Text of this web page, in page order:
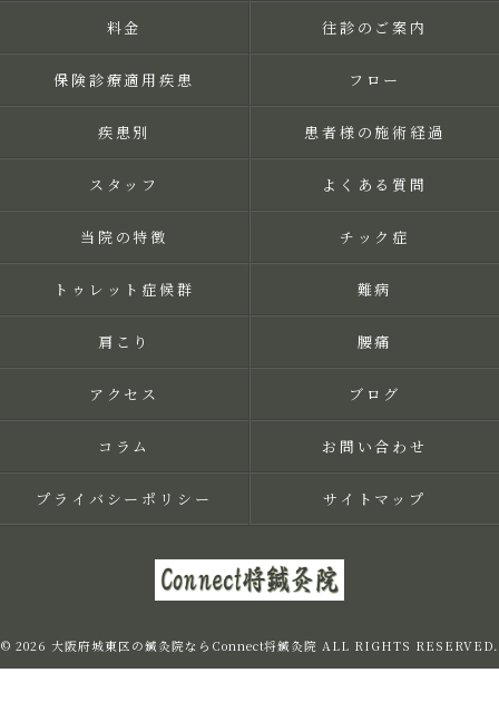
料金 往診のご案内
保険診療適用疾患 フロー
疾患別 患者様の施術経過
スタッフ よくある質問
当院の特徴 チック症
トゥレット症候群 難病
肩こり 腰痛
アクセス ブログ
コラム お問い合わせ
プライバシーポリシー サイトマップ
© 2026 大阪府城東区の鍼灸院ならConnect将鍼灸院 ALL RIGHTS RESERVED.